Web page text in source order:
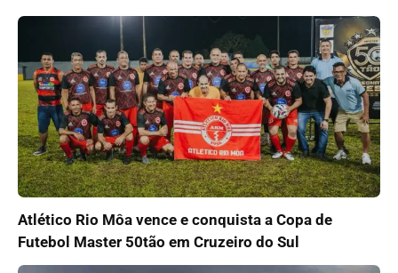
Atlético Rio Môa vence e conquista a Copa de
Futebol Master 50tão em Cruzeiro do Sul